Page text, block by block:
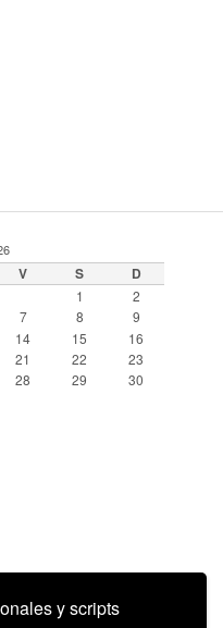
y scripts
V S D
1 2
7 8
9
14 15
16
21 22
23
28 29
30